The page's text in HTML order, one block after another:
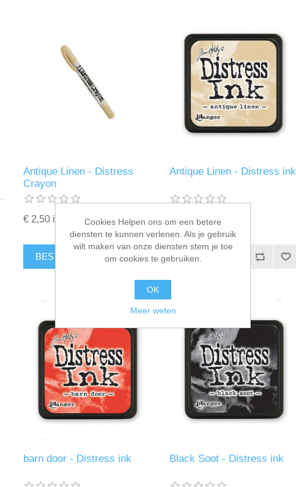
Antique Linen - Distress
Crayon
€ 2,50 incl. BTW
BESTEL NU!
Antique Linen - Distress ink
€ 4,00 incl. BTW
BESTEL NU!
barn door - Distress ink Black Soot - Distress ink
Cookies Helpen ons om een betere
diensten te kunnen verlenen. Als je gebruik
wilt maken van onze diensten stem je toe
om cookies te gebruiken.
OK
Meer weten